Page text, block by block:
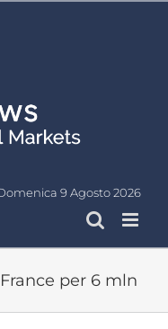
9 Agosto 2026
per 6 mln